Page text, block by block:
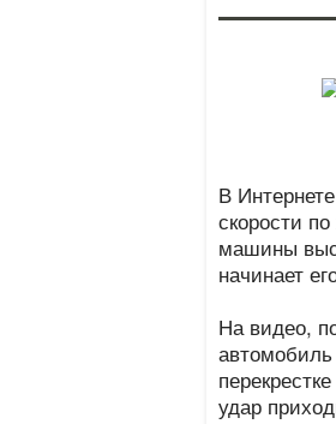
В
скорости
машины
начинает
На видео,
удар